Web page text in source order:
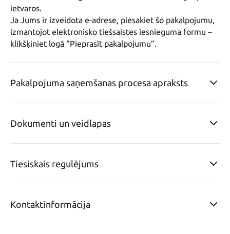
ietvaros.
Ja Jums ir izveidota e-adrese, piesakiet šo pakalpojumu,
izmantojot elektronisko tiešsaistes iesnieguma formu –
Pakalpojuma saņemšanas procesa apraksts
Dokumenti un veidlapas
Tiesiskais regulējums
Kontaktinformācija